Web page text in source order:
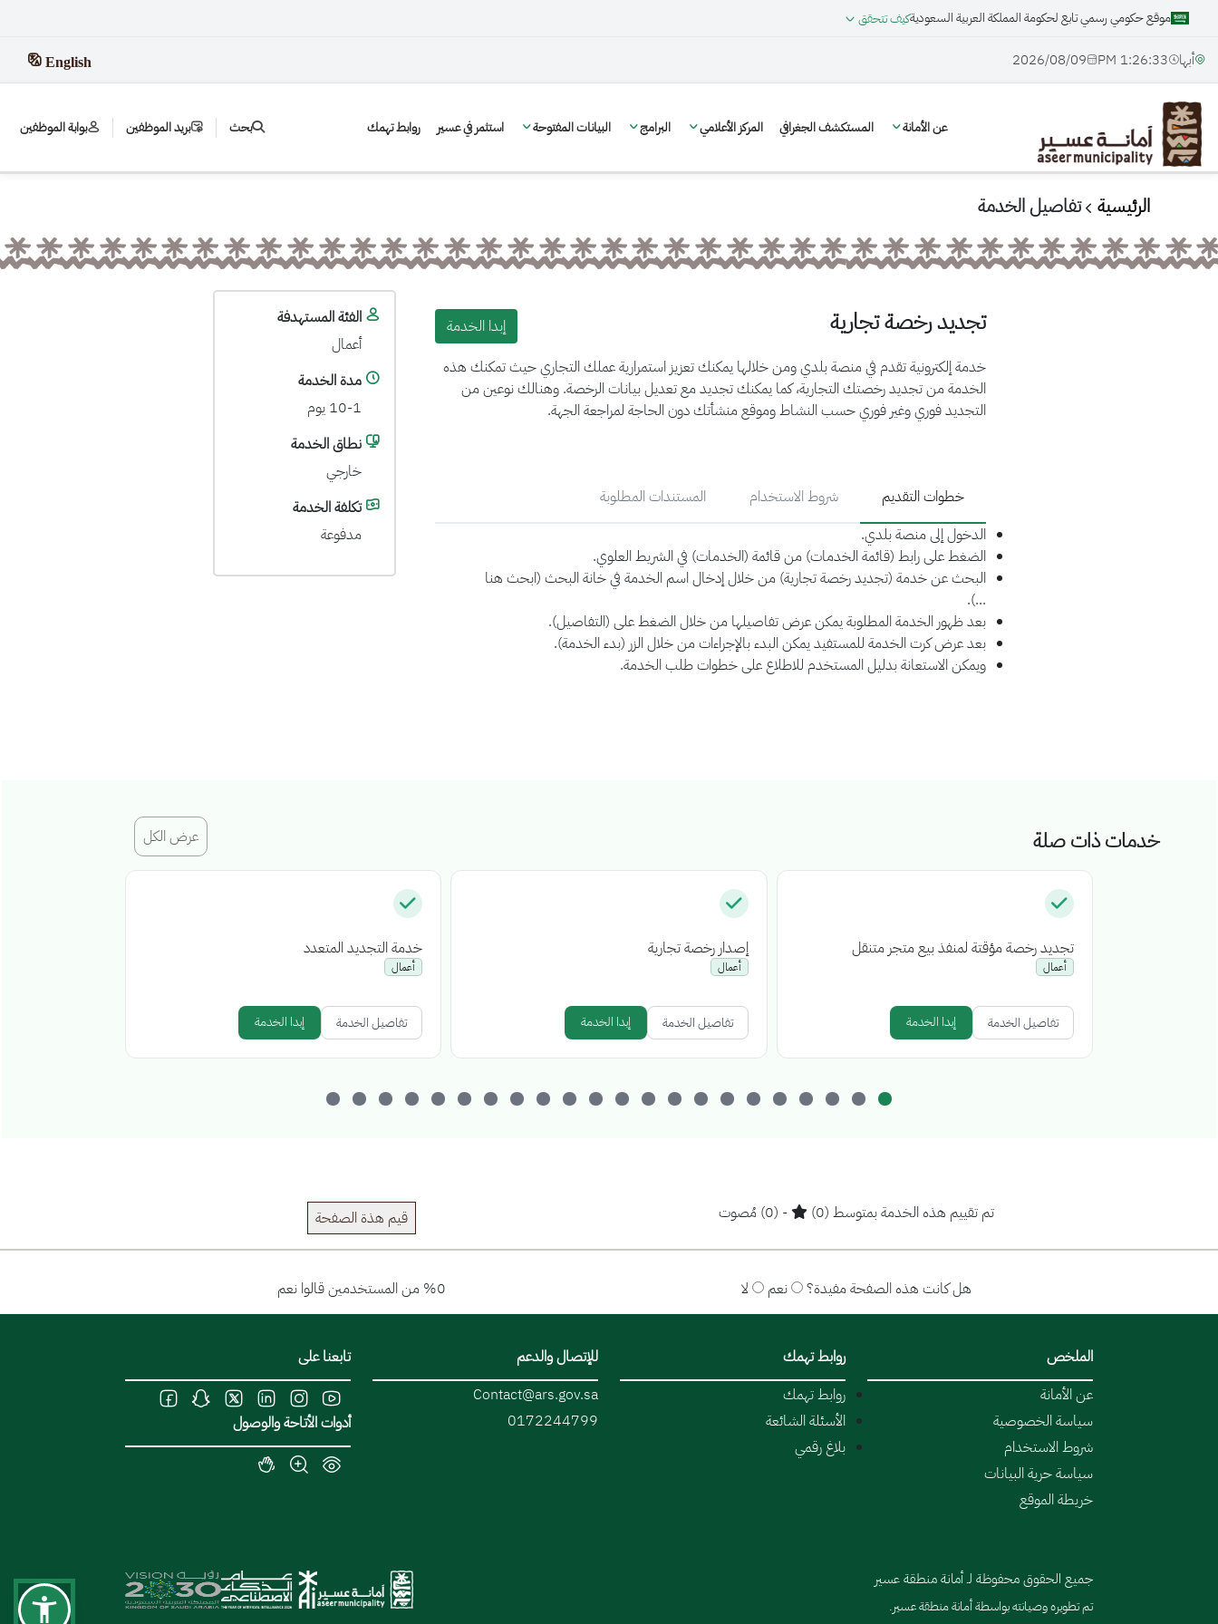
موقع حكومي رسمي تابع لحكومة المملكة العربية السعوديةكيف تتحقق
أبها 1:26:33 PM
09‏/08‏/2026
English
عن الأمانة المستكشف الجغرافي المركز الأعلامي البرامج البيانات المفتوحة استثمر في عسير روابط تهمك بحث بريد الموظفين بوابة الموظفين
الرئيسية تفاصيل الخدمة
تجديد رخصة تجارية
إبدا الخدمة
خدمة إلكترونية تقدم في منصة بلدي ومن خلالها يمكنك تعزيز استمرارية عملك التجاري حيث تمكنك هذه
الخدمة من تجديد رخصتك التجارية، كما يمكنك تجديد مع تعديل بيانات الرخصة. وهنالك نوعين من
التجديد فوري وغير فوري حسب النشاط وموقع منشأتك دون الحاجة لمراجعة الجهة.
خطوات التقديم شروط الاستخدام
المستندات المطلوبة
الدخول إلى منصة بلدي.
الضغط على رابط (قائمة الخدمات) من قائمة (الخدمات) في الشريط العلوي.
البحث عن خدمة (تجديد رخصة تجارية) من خلال إدخال اسم الخدمة في خانة البحث (ابحث هنا
...).
بعد ظهور الخدمة المطلوبة يمكن عرض تفاصيلها من خلال الضغط على (التفاصيل).
بعد عرض كرت الخدمة للمستفيد يمكن البدء بالإجراءات من خلال الزر (بدء الخدمة).
ويمكن الاستعانة بدليل المستخدم للاطلاع على خطوات طلب الخدمة.
الفئة المستهدفة
أعمال
مدة الخدمة
10-1 يوم
نطاق الخدمة
خارجي
تكلفة الخدمة
مدفوعة
خدمات ذات صلة عرض الكل
تجديد رخصة مؤقتة لمنفذ بيع متجر متنقل
أعمال
تفاصيل الخدمة إبدا الخدمة
إصدار رخصة تجارية
أعمال
تفاصيل الخدمة إبدا الخدمة
خدمة التجديد المتعدد
أعمال
تفاصيل الخدمة إبدا الخدمة
تم تقييم هذه الخدمة بمتوسط (0) - (0) مُصوت قيم هذة الصفحة
هل كانت هذه الصفحة مفيدة؟ نعم لا %0 من المستخدمين قالوا نعم
الملخص
عن الأمانة
سياسة الخصوصية
شروط الاستخدام
سياسة حرية البيانات
خريطة الموقع
روابط تهمك
روابط تهمك
الأسئلة الشائعة
بلاغ رقمي
للإتصال والدعم
Contact@ars.gov.sa
0172244799
تابعنا على
أدوات الأتاحة والوصول
جميع الحقوق محفوظة لـ أمانة منطقة عسير
تم تطويره وصيانته بواسطة أمانة منطقة عسير.